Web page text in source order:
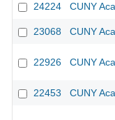
24224 CUNY
23068 CUNY
22926 CUNY
22453 CUNY